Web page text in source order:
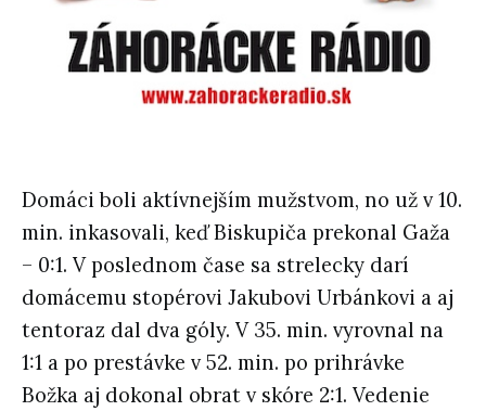
Domáci boli aktívnejším mužstvom, no už v 10.
min. inkasovali, keď Biskupiča prekonal Gaža
– 0:1. V poslednom čase sa strelecky darí
domácemu stopérovi Jakubovi Urbánkovi a aj
tentoraz dal dva góly. V 35. min. vyrovnal na
1:1 a po prestávke v 52. min. po prihrávke
Božka aj dokonal obrat v skóre 2:1. Vedenie